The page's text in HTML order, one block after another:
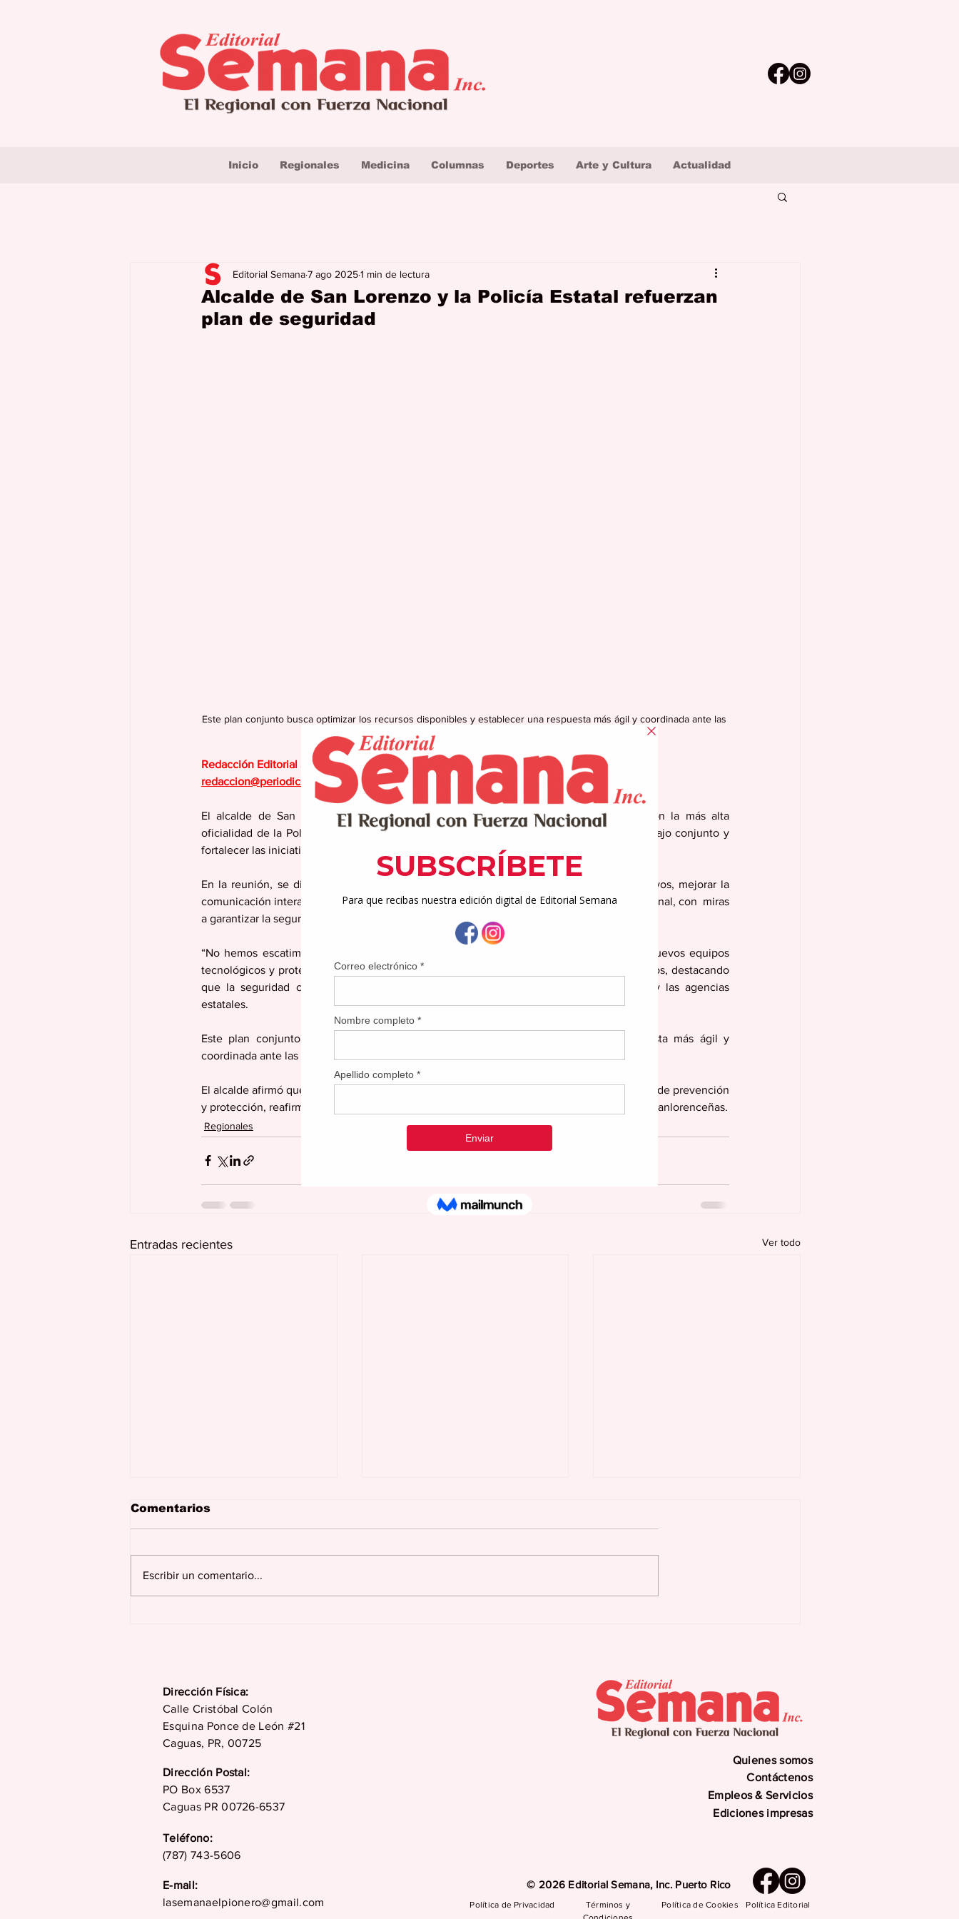
Inicio Regionales Medicina Columnas Deportes Arte y Cultura Actualidad
Alcalde de San Lorenzo y la Policía Estatal refuerzan
plan de seguridad
Editorial Semana7 ago 20251 min de lectura
Este plan conjunto busca optimizar los recursos disponibles y establecer una respuesta más ágil y coordinada ante las
necesidades de seguridad de la población.
Redacción Editorial Semana
redaccion@periodicolasemana.net
El alcalde de San Lorenzo, Jaime Alverio Ramos, sostuvo una reunión estratégica con la más alta
oficialidad de la Policía Estatal de Puerto Rico, con el objetivo de reforzar el plan de trabajo conjunto y
fortalecer las iniciativas de seguridad pública en el municipio y en los pueblos vecinos.
En la reunión, se discutieron medidas concretas para intensificar los patrullajes preventivos, mejorar la
comunicación interagencial y atender con mayor efectividad las zonas con  incidencia criminal, con  miras
a garantizar la seguridad y tranquilidad de los ciudadanos.
“No hemos escatimado en esfuerzos para fortalecer nuestra Policía Municipal, instalar nuevos equipos
tecnológicos y proteger las regiones más vulnerables de la ciudad”, expresó Alverio Ramos, destacando
que la seguridad ciudadana requiere una alianza sólida entre el gobierno municipal y las agencias
estatales.
Este plan conjunto busca optimizar los recursos disponibles y establecer una respuesta más ágil y
coordinada ante las necesidades de seguridad de la población.
El alcalde afirmó que su admnistración continuará desarrollando y ampliando sus iniciativas de prevención
y protección, reafirmando así su compromiso con el bienestar y la paz de todas las familias sanlorenceñas.
Regionales
Entradas recientes Ver todo
Comentarios
Escribir un comentario...
Dirección Física:
Calle Cristóbal Colón
Esquina Ponce de León #21
Caguas, PR, 00725
Dirección Postal:
PO Box 6537
Caguas PR 00726-6537
Teléfono:
(787) 743-5606
E-mail:
lasemanaelpionero@gmail.com
Quienes somos
Contáctenos
Empleos & Servicios
Ediciones impresas
© 2026 Editorial Semana, Inc. Puerto Rico
Política de Privacidad
Términos y
Política de Cookies Política Editorial